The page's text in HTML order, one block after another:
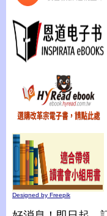
Designed by Freepik